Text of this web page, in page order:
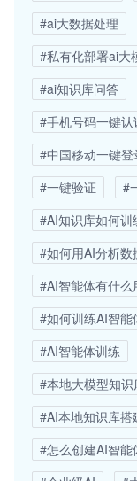
#ai大数据处理
#私有化部署ai大
#ai知识库问答
#手机号码一键认
#中国移动一键登
#一键验证
#
#AI知识库如何训
#如何用AI分析数
#AI智能体有什么
#如何训练AI智能
#AI智能体训练
#本地大模型知识
#AI本地知识库搭
#怎么创建AI智能